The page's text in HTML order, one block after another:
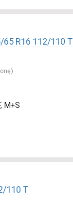
65 R16 112/110 T
M+S
110 T